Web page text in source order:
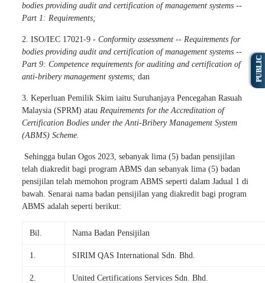
bodies providing audit and certification of management systems --
Part 1: Requirements;
2. ISO/IEC 17021-9 - Conformity assessment -- Requirements for
bodies providing audit and certification of management systems --
Part 9: Competence requirements for auditing and certification of
anti-bribery management systems; dan
3. Keperluan Pemilik Skim iaitu Suruhanjaya Pencegahan Rasuah
Malaysia (SPRM) atau Requirements for the Accreditation of
Certification Bodies under the Anti-Bribery Management System
(ABMS) Scheme.
Sehingga bulan Ogos 2023, sebanyak lima (5) badan pensijilan
telah diakredit bagi program ABMS dan sebanyak lima (5) badan
pensijilan telah memohon program ABMS seperti dalam Jadual 1 di
bawah. Senarai nama badan pensijilan yang diakredit bagi program
ABMS adalah seperti berikut:
Bil. Nama Badan Pensijilan
1. SIRIM QAS International Sdn. Bhd.
2. United Certifications Services Sdn. Bhd.
PUBLIC